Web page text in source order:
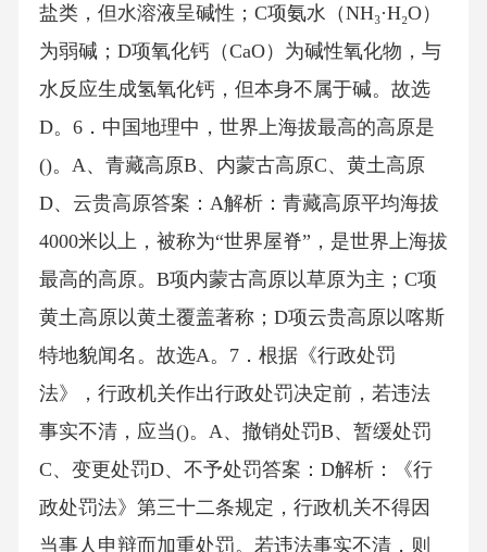
盐类，但水溶液呈碱性；C项氨水（NH₃·H₂O）
为弱碱；D项氧化钙（CaO）为碱性氧化物，与
水反应生成氢氧化钙，但本身不属于碱。故选
D。6．中国地理中，世界上海拔最高的高原是
()。A、青藏高原B、内蒙古高原C、黄土高原
D、云贵高原答案：A解析：青藏高原平均海拔
4000米以上，被称为“世界屋脊”，是世界上海拔
最高的高原。B项内蒙古高原以草原为主；C项
黄土高原以黄土覆盖著称；D项云贵高原以喀斯
特地貌闻名。故选A。7．根据《行政处罚
法》，行政机关作出行政处罚决定前，若违法
事实不清，应当()。A、撤销处罚B、暂缓处罚
C、变更处罚D、不予处罚答案：D解析：《行
政处罚法》第三十二条规定，行政机关不得因
当事人申辩而加重处罚。若违法事实不清，则